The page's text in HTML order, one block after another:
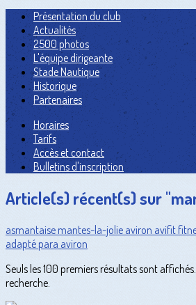
Présentation du club
Actualités
2500 photos
L'équipe dirigeante
Stade Nautique
Historique
Partenaires
Horaires
Tarifs
Accès et contact
Bulletins d'inscription
Article(s) récent(s) sur
asmantaise mantes-la-jolie aviron avifit
adaptépara aviron
Seuls les 100 premiers résultats sont
recherche.